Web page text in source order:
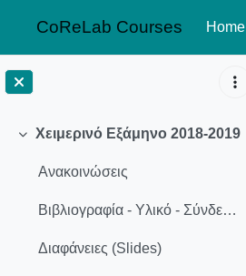
CoReLab Courses Home
Collapse
Χειμερινό Εξάμηνο 2018-2019
Ανακοινώσεις
Βιβλιογραφία - Υλικό - Σύνδεσμοι
Διαφάνειες (Slides)